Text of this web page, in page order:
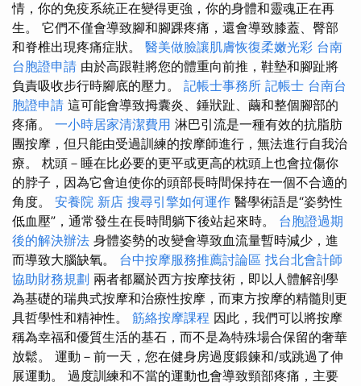
情，你的免疫系統正在變得更強，你的身體和靈魂正在再
生。 它們不僅會導致腳和腳踝疼痛，還會導致膝蓋、臀部
和脊椎出現疼痛症狀。 醫美做臉讓肌膚恢復柔嫩光彩 台南
台胞證申請 由於高跟鞋將您的體重向前推，鞋墊和腳趾將
負責吸收步行時腳底的壓力。 記帳士事務所 記帳士 台南台
胞證申請 這可能會導致拇囊炎、錘狀趾、繭和整個腳部的
疼痛。 一小時居家清潔費用 淋巴引流是一種有效的抗脂肪
團按摩，但只能由受過訓練的按摩師進行，無法進行自我治
療。 枕頭－睡在比必要的更平或更高的枕頭上也會拉傷你
的脖子，因為它會迫使你的頭部長時間保持在一個不合適的
角度。 安養院 新店 搜尋引擎如何運作 醫學術語是“姿勢性
低血壓”，通常發生在長時間躺下後站起來時。 台胞證過期
後的解決辦法 身體姿勢的改變會導致血流量暫時減少，進
而導致大腦缺氧。 台中按摩服務推薦討論區 找台北會計師
協助財務規劃 兩者都屬於西方按摩技術，即以人體解剖學
為基礎的瑞典式按摩和治療性按摩，而東方按摩的精髓則更
具哲學性和精神性。 筋絡按摩課程 因此，我們可以將按摩
稱為幸福和優質生活的基石，而不是為特殊場合保留的奢華
放鬆。 運動－前一天，您在健身房過度鍛鍊和/或跳過了伸
展運動。 過度訓練和不當的運動也會導致頸部疼痛，主要